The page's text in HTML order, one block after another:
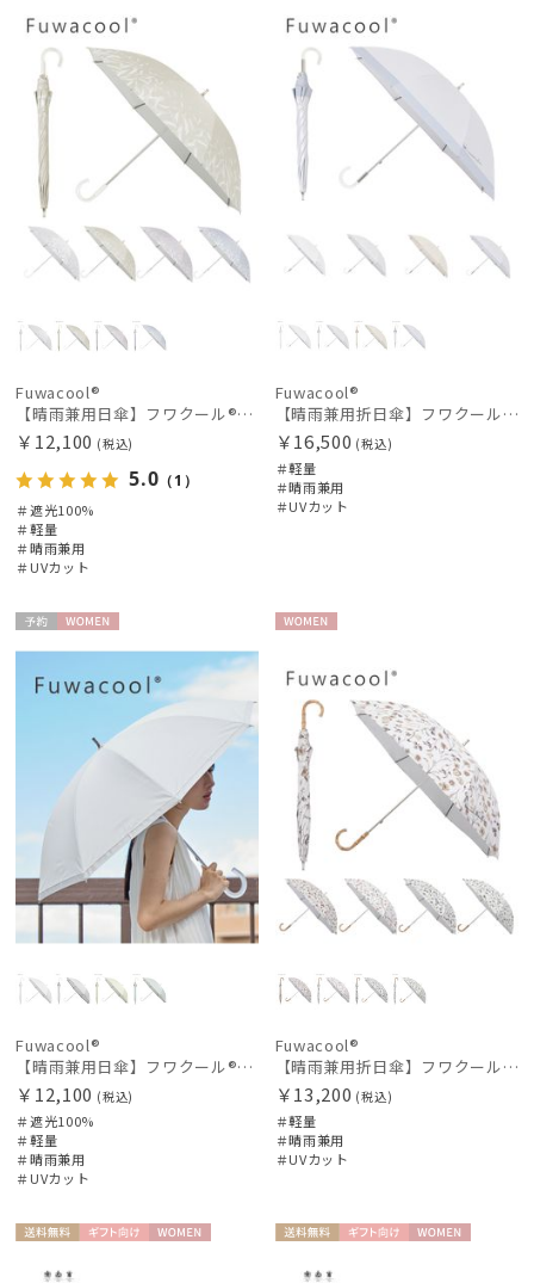
N
Fuwacool®
【晴雨兼用日傘】フワクール®ホワイト（Fuwacool® White）スパークルブラッシュ 遮光100 UV100
￥12,100 (税込)
5.0 （1）
＃遮光100%
＃軽量
＃晴雨兼用
＃UVカット
N
Fuwacool®
【晴雨兼用折日傘】フワクール®ホワイト（Fuwacool® White）トーンonトーン 1級遮光 遮熱 UV99%以上
￥16,500 (税込)
＃軽量
＃晴雨兼用
＃UVカット
Fuwacool®
【晴雨兼用日傘】フワクール®ホワイト（Fuwacool® White）グリッターリボン 遮光100 UV100
￥12,100 (税込)
＃遮光100%
＃軽量
＃晴雨兼用
＃UVカット
N
Fuwacool®
【晴雨兼用折日傘】フワクール®ホワイト（Fuwacool® White）ボタニカル 遮光100% 遮熱 UV100%
￥13,200 (税込)
＃軽量
＃晴雨兼用
＃UVカット